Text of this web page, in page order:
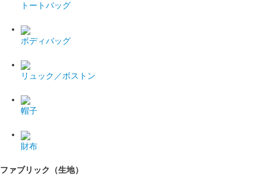
トートバッグ
ボディバッグ
リュック／ボストン
帽子
財布
ファブリック（生地）